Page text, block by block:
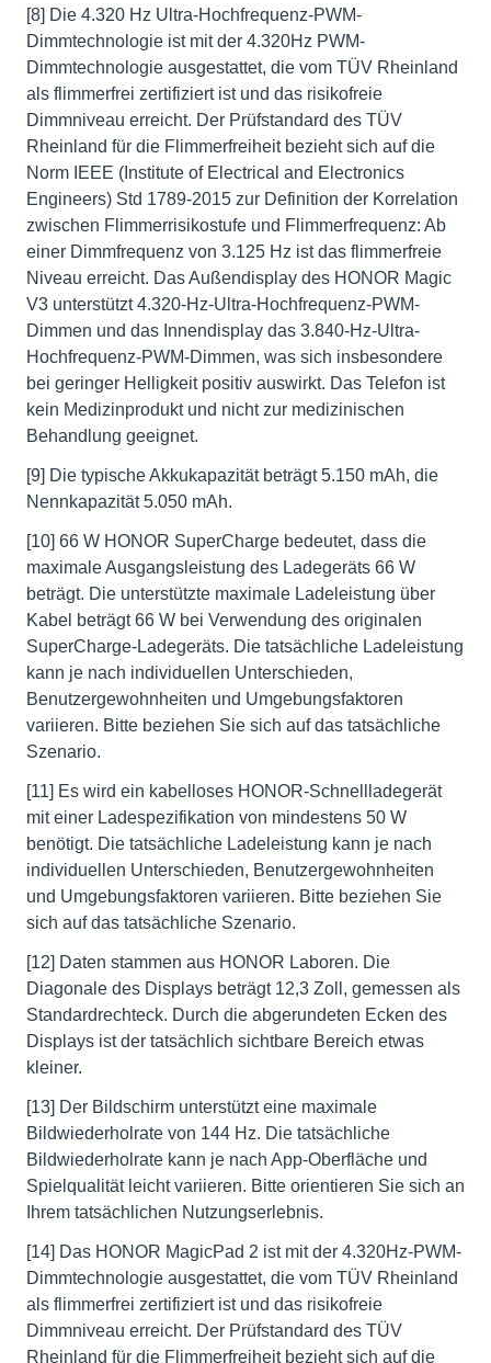
[8] Die 4.320 Hz Ultra-Hochfrequenz-PWM-
Dimmtechnologie ist mit der 4.320Hz PWM-
Dimmtechnologie ausgestattet, die vom TÜV Rheinland
als flimmerfrei zertifiziert ist und das risikofreie
Dimmniveau erreicht. Der Prüfstandard des TÜV
Rheinland für die Flimmerfreiheit bezieht sich auf die
Norm IEEE (Institute of Electrical and Electronics
Engineers) Std 1789-2015 zur Definition der Korrelation
zwischen Flimmerrisikostufe und Flimmerfrequenz: Ab
einer Dimmfrequenz von 3.125 Hz ist das flimmerfreie
Niveau erreicht. Das Außendisplay des HONOR Magic
V3 unterstützt 4.320-Hz-Ultra-Hochfrequenz-PWM-
Dimmen und das Innendisplay das 3.840-Hz-Ultra-
Hochfrequenz-PWM-Dimmen, was sich insbesondere
bei geringer Helligkeit positiv auswirkt. Das Telefon ist
kein Medizinprodukt und nicht zur medizinischen
Behandlung geeignet.
[9] Die typische Akkukapazität beträgt 5.150 mAh, die
Nennkapazität 5.050 mAh.
[10] 66 W HONOR SuperCharge bedeutet, dass die
maximale Ausgangsleistung des Ladegeräts 66 W
beträgt. Die unterstützte maximale Ladeleistung über
Kabel beträgt 66 W bei Verwendung des originalen
SuperCharge-Ladegeräts. Die tatsächliche Ladeleistung
kann je nach individuellen Unterschieden,
Benutzergewohnheiten und Umgebungsfaktoren
variieren. Bitte beziehen Sie sich auf das tatsächliche
Szenario.
[11] Es wird ein kabelloses HONOR-Schnellladegerät
mit einer Ladespezifikation von mindestens 50 W
benötigt. Die tatsächliche Ladeleistung kann je nach
individuellen Unterschieden, Benutzergewohnheiten
und Umgebungsfaktoren variieren. Bitte beziehen Sie
sich auf das tatsächliche Szenario.
[12] Daten stammen aus HONOR Laboren. Die
Diagonale des Displays beträgt 12,3 Zoll, gemessen als
Standardrechteck. Durch die abgerundeten Ecken des
Displays ist der tatsächlich sichtbare Bereich etwas
kleiner.
[13] Der Bildschirm unterstützt eine maximale
Bildwiederholrate von 144 Hz. Die tatsächliche
Bildwiederholrate kann je nach App-Oberfläche und
Spielqualität leicht variieren. Bitte orientieren Sie sich an
Ihrem tatsächlichen Nutzungserlebnis.
[14] Das HONOR MagicPad 2 ist mit der 4.320Hz-PWM-
Dimmtechnologie ausgestattet, die vom TÜV Rheinland
als flimmerfrei zertifiziert ist und das risikofreie
Dimmniveau erreicht. Der Prüfstandard des TÜV
Rheinland für die Flimmerfreiheit bezieht sich auf die